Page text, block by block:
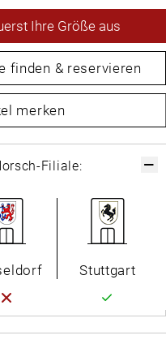
Ihre Größe aus
finden & reservieren
Ihre Größe aus
merken
Filiale:
Stuttgart